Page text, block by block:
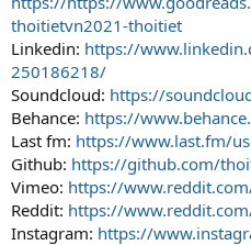
thoitietvn2021-thoitiet
Linkedin: https://
250186218/
Soundcloud: https://
Behance: https://
Last fm: https://www.last.fm/
Github: https://github.com/
Vimeo: https://
Reddit: https://
Instagram: https://